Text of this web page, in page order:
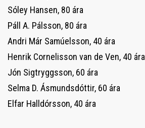
Sóley Hansen, 80 ára
Páll A. Pálsson, 80 ára
Andri Már Samúelsson, 40 ára
Henrik Cornelisson van de Ven, 40 ára
Jón Sigtryggsson, 60 ára
Selma D. Ásmundsdóttir, 60 ára
Elfar Halldórsson, 40 ára